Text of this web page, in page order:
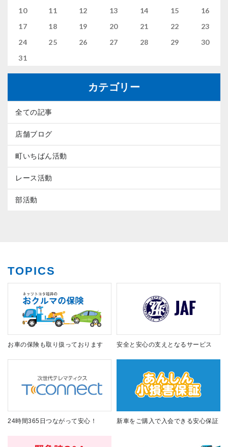
10
11 12 13 14 15
16
17
18 19 20 21 22
23
24
25 26 27 28 29
30
31
カテゴリー
全ての記事
店舗ブログ
町いちばん活動
レース活動
部活動
TOPICS
お車の保険も取り扱っております 安全と安心の支えとなるサービス
24時間365日つながって安心！ 新車をご購入で入会できる安心保証